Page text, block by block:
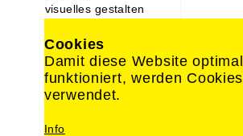
visuelles gestalten
10969 Berlin
030. 214 66 488
0176. 221 22 892
design@lilien-feld.de
Cookies
Damit diese Website optimal
funktioniert, werden Cookies
verwendet.
Info